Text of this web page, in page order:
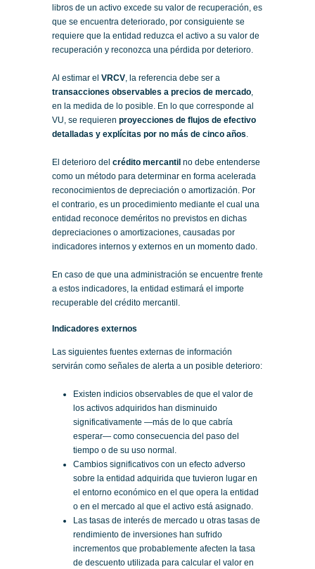
libros de un activo excede su valor de recuperación, es
que se encuentra deteriorado, por consiguiente se
requiere que la entidad reduzca el activo a su valor de
recuperación y reconozca una pérdida por deterioro.
Al estimar el VRCV, la referencia debe ser a
transacciones observables a precios de mercado,
en la medida de lo posible. En lo que corresponde al
VU, se requieren proyecciones de flujos de efectivo
detalladas y explícitas por no más de cinco años.
El deterioro del crédito mercantil no debe entenderse
como un método para determinar en forma acelerada
reconocimientos de depreciación o amortización. Por
el contrario, es un procedimiento mediante el cual una
entidad reconoce deméritos no previstos en dichas
depreciaciones o amortizaciones, causadas por
indicadores internos y externos en un momento dado.
En caso de que una administración se encuentre frente
a estos indicadores, la entidad estimará el importe
recuperable del crédito mercantil.
Indicadores externos
Las siguientes fuentes externas de información
servirán como señales de alerta a un posible deterioro:
Existen indicios observables de que el valor de
los activos adquiridos han disminuido
significativamente —más de lo que cabría
esperar— como consecuencia del paso del
tiempo o de su uso normal.
Cambios significativos con un efecto adverso
sobre la entidad adquirida que tuvieron lugar en
el entorno económico en el que opera la entidad
o en el mercado al que el activo está asignado.
Las tasas de interés de mercado u otras tasas de
rendimiento de inversiones han sufrido
incrementos que probablemente afecten la tasa
de descuento utilizada para calcular el valor en